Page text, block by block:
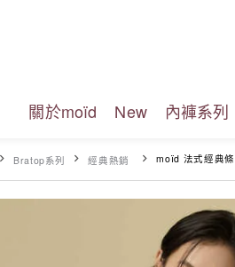
關於moïd New 內褲系列
Bratop系列 經典熱銷 moïd 法式經典條